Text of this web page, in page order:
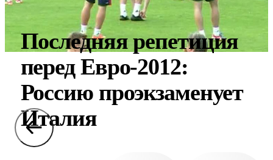
Последняя репетиция
перед Евро-2012:
Россию проэкзаменует
Италия